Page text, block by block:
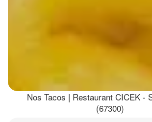
Nos Tacos | Restaurant CICEK -
(67300)